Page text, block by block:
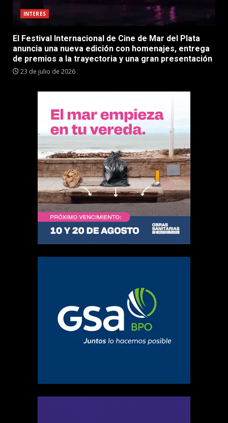
INTERES
El Festival Internacional de Cine de Mar del Plata
anuncia una nueva edición con homenajes, entrega
de premios a la trayectoria y una gran presentación
23 de julio de 2026